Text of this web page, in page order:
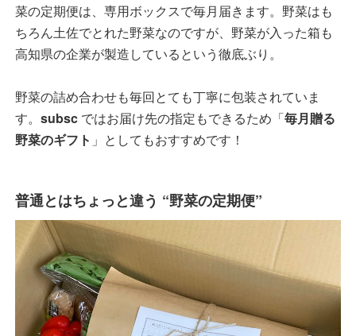
菜の定期便は、専用ボックスで毎月届きます。野菜はも
ちろん土佐でとれた野菜なのですが、野菜が入った箱も
高知県の企業が製造しているという徹底ぶり。
野菜の詰め合わせも毎回とても丁寧に包装されていま
す。 subsc ではお届け先の指定もできるため「毎月贈る
野菜のギフト 」としてもおすすめです！
普通とはちょっと違う “野菜の定期便”